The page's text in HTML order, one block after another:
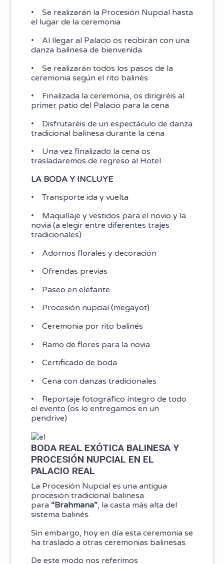
• Se realizarán la Procesión Nupcial hasta
el lugar de la ceremonia
• Al llegar al Palacio os recibirán con una
danza balinesa de bienvenida
• Se realizarán todos los pasos de la
ceremonia según el rito balinés
• Finalizada la ceremonia, os dirigiréis al
primer patio del Palacio para la cena
• Disfrutaréis de un espectáculo de danza
tradicional balinesa durante la cena
• Una vez finalizado la cena os
trasladaremos de regreso al Hotel
LA BODA Y INCLUYE
• Transporte ida y vuelta
• Maquillaje y vestidos para el novio y la
novia (a elegir entre diferentes trajes
tradicionales)
• Adornos florales y decoración
• Ofrendas previas
• Paseo en elefante
• Procesión nupcial (megayot)
• Ceremonia por rito balinés
• Ramo de flores para la novia
• Certificado de boda
• Cena con danzas tradicionales
• Reportaje fotográfico íntegro de todo
el evento (os lo entregamos en un
pendrive)
BODA REAL EXÓTICA BALINESA Y
PROCESIÓN NUPCIAL EN EL
PALACIO REAL
La Procesión Nupcial es una antigua
procesión tradicional balinesa
para “Brahmana”, la casta más alta del
sistema balinés.
Sin embargo, hoy en día esta ceremonia se
ha traslado a otras ceremonias balinesas.
De este modo nos referimos